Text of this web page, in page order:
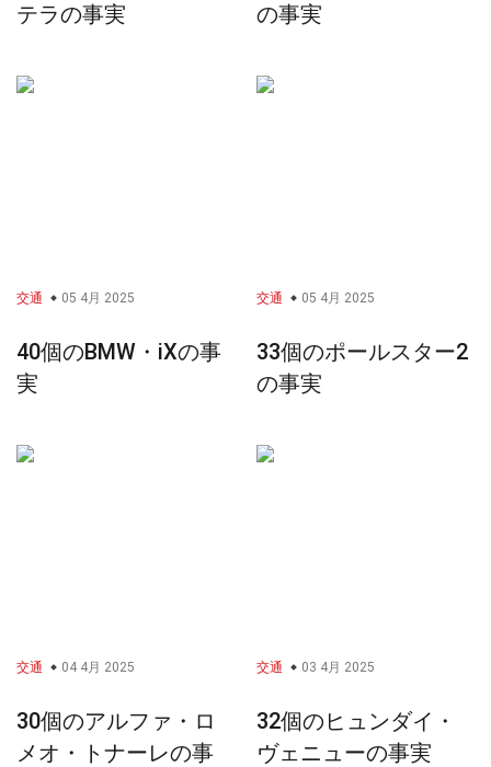
テラの事実
の事実
交通 05 4月 2025
40個のBMW・iXの事
実
交通 05 4月 2025
33個のポールスター2
の事実
交通 04 4月 2025
30個のアルファ・ロ
メオ・トナーレの事
交通 03 4月 2025
32個のヒュンダイ・
ヴェニューの事実